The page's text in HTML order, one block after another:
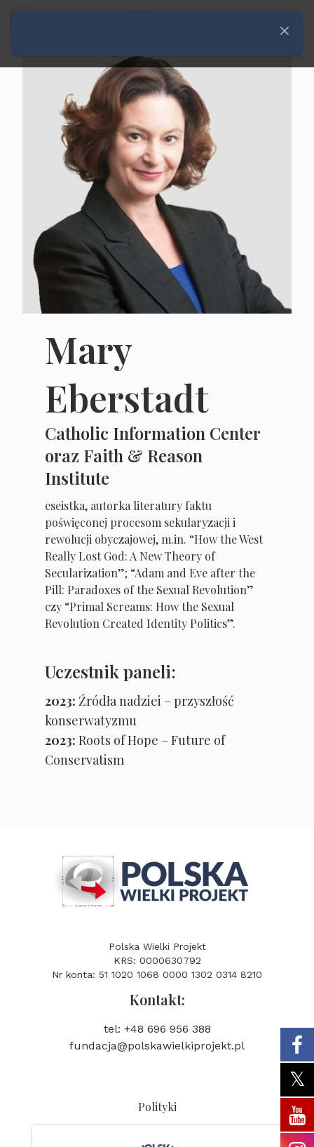
Mary
Eberstadt
Catholic Information Center
oraz Faith & Reason
Institute
eseistka, autorka literatury faktu
poświęconej procesom sekularyzacji i
rewolucji obyczajowej, m.in. “How the West
Really Lost God: A New Theory of
Secularization”; “Adam and Eve after the
Pill: Paradoxes of the Sexual Revolution”
czy “Primal Screams: How the Sexual
Revolution Created Identity Politics”.
Uczestnik paneli:
2023: Źródła nadziei – przyszłość
konserwatyzmu
2023: Roots of Hope – Future of
Conservatism
Polska Wielki Projekt
KRS: 0000630792
Nr konta: 51 1020 1068 0000 1302 0314 8210
Kontakt:
tel: +48 696 956 388
fundacja@polskawielkiprojekt.pl
Polityki
Zamknij